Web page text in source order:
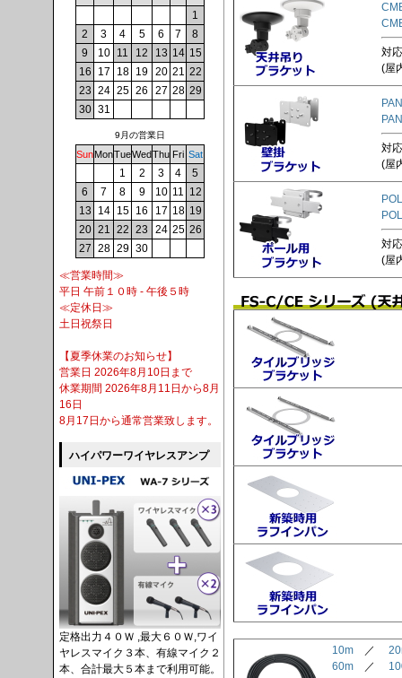
対
(屋
対
(屋
対
(屋
10m ／
60m ／
1
2
3 4 5 6 7
8
9
10 11 12 13 14 15
16
17 18 19 20 21 22
23 24 25 26 27 28 29
30 31
9月の営業日
SunMonTueWedThu Fri Sat
1 2 3 4
5
6
7 8 9 10 11 12
13
14 15 16 17 18 19
20 21 22 23 24 25 26
27 28 29 30
≪営業時間≫
平日 午前１０時 - 午後５時
≪定休日≫
土日祝祭日
【夏季休業のお知らせ】
営業日 2026年8月10日まで
休業期間 2026年8月11日から8月
16日
8月17日から通常営業致します。
ハイパワーワイヤレスアンプ
定格出力４０Ｗ ,最大６０Ｗ,ワイ
ヤレスマイク３本、有線マイク２
本、合計最大５本まで利用可能。